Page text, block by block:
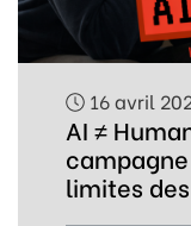
16 avril
AI ≠
limites